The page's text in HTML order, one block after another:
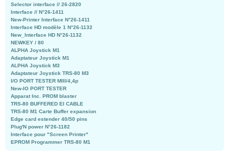
Selector interface // 26-2820
Interface // N°26-1411
New-Printer Interface N°26-1411
Interface HD modèle 1 N°26-1132
New_Interface HD N°26-1132
NEWKEY / 80
ALPHA Joystick M1
Adaptateur Joystick M1
ALPHA Joystick M3
Adaptateur Joystick TRS-80 M3
I/O PORT TESTER MIII/4,4p
New-IO PORT TESTER
Apparat Inc. PROM blaster
TRS-80 BUFFERED EI CABLE
TRS-80 M1 Carte Buffer expansion
Edge card estender 40/50 pins
Plug'N power N°26-1182
Interface pour "Screen Printer"
EPROM Programmer TRS-80 M1